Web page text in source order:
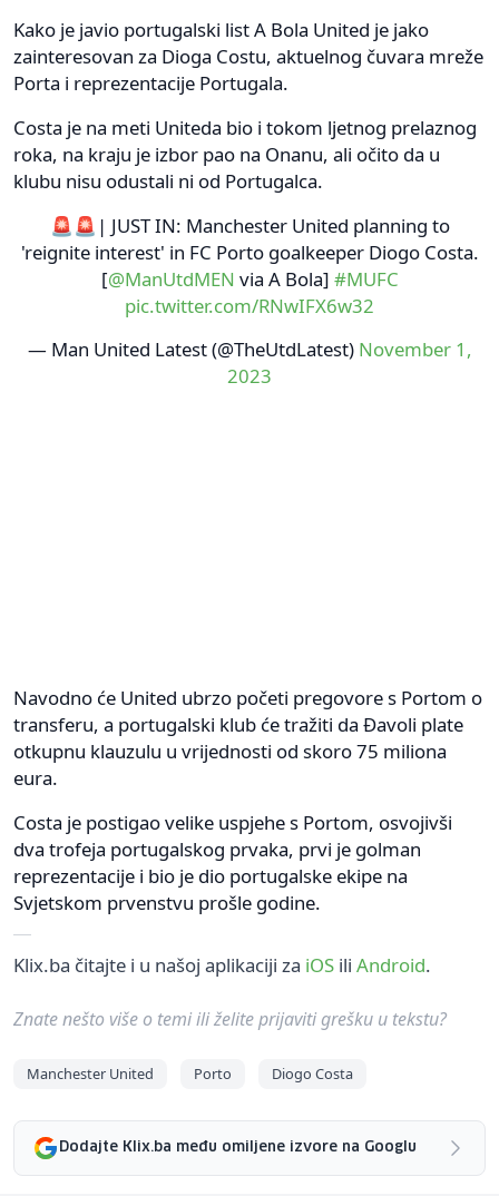
Kako je javio portugalski list A Bola United je jako
zainteresovan za Dioga Costu, aktuelnog čuvara mreže
Porta i reprezentacije Portugala.
Costa je na meti Uniteda bio i tokom ljetnog prelaznog
roka, na kraju je izbor pao na Onanu, ali očito da u
klubu nisu odustali ni od Portugalca.
🚨🚨| JUST IN: Manchester United planning to
'reignite interest' in FC Porto goalkeeper Diogo Costa.
[@ManUtdMEN via A Bola] #MUFC
pic.twitter.com/RNwIFX6w32
— Man United Latest (@TheUtdLatest) November 1,
2023
Navodno će United ubrzo početi pregovore s Portom o
transferu, a portugalski klub će tražiti da Đavoli plate
otkupnu klauzulu u vrijednosti od skoro 75 miliona
eura.
Costa je postigao velike uspjehe s Portom, osvojivši
dva trofeja portugalskog prvaka, prvi je golman
reprezentacije i bio je dio portugalske ekipe na
Svjetskom prvenstvu prošle godine.
Klix.ba čitajte i u našoj aplikaciji za iOS ili Android.
Znate nešto više o temi ili želite prijaviti grešku u tekstu?
Manchester United Porto Diogo Costa
Dodajte Klix.ba među omiljene izvore na Googlu